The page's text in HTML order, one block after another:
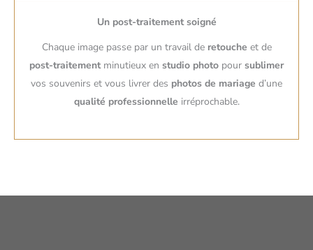
Un post-traitement soigné
Chaque image passe par un travail de retouche et de
post-traitementminutieux en studio photo pour sublimer
vos souvenirs et vous livrer des photos de mariage d’une
qualité professionnelle irréprochable.